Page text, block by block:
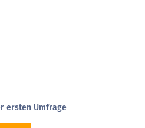
ersten Umfrage